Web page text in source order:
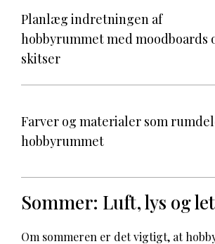
Planlæg indretningen af
hobbyrummet med moodboards
skitser
Farver og materialer som
hobbyrummet
Sommer: Luft, lys og
Om sommeren er det vigtigt, at